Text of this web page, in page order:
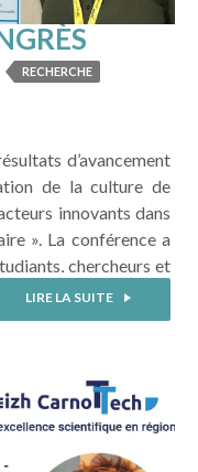
de
RECHERCHE
d’avancement
de la culture de
innovants dans
». La conférence a
chercheurs et
Co-auteurs
Ángela Sánchez
LIRE LA SUITE